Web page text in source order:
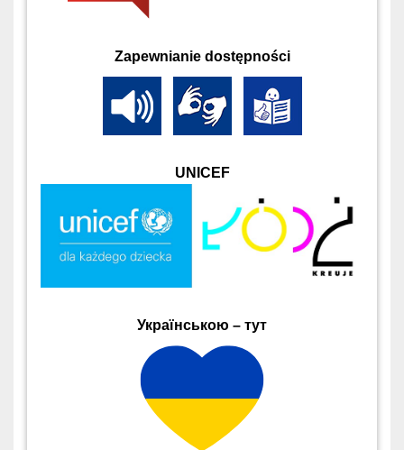
Zapewnianie dostępności
UNICEF
Українською – тут